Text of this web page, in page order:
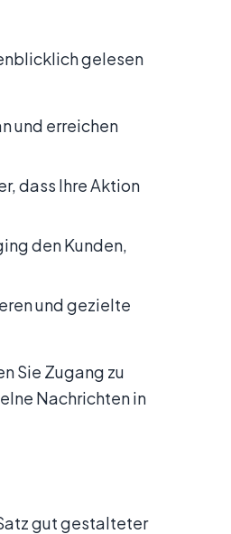
gelesen
und erreichen
dass Ihre Aktion
den Kunden,
und gezielte
Sie Zugang zu
Nachrichten in
gut gestalteter